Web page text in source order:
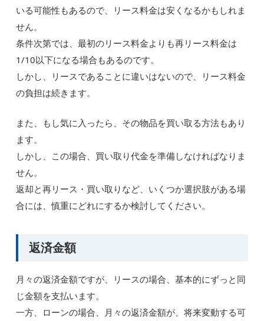
いる可能性もあるので、リース料金は安くなるかもしれま
せん。
条件次第では、最初のリース料金よりも再リース料金は
1/10以下になる場合もあるのです。
しかし、リースであることに違いはないので、リース料金
の負担は続きます。
また、もし気に入ったら、その物品を買い取る方法もあり
ます。
しかし、この場合、買い取り代金を準備しなければなりま
せん。
返却と再リース・買い取りなど、いくつか選択肢がある場
合には、慎重にどれにするか検討してください。
返済金額
月々の返済金額ですが、リースの場合、基本的にずっと同
じ金額を支払います。
一方、ローンの場合、月々の返済金額が、将来変動する可